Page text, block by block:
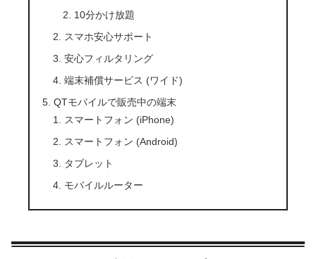
10分かけ放題
スマホ安心サポート
安心フィルタリング
端末補償サービス (ワイド)
QTモバイルで販売中の端末
スマートフォン (iPhone)
スマートフォン (Android)
タブレット
モバイルルーター